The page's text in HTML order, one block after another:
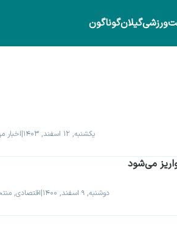
ورزشیگیلانگوناگون
یکشنبه, ۱۲ اسفند, ۱۴۰۳ |اخبار
دوشنبه, ۹ اسفند, ۱۴۰۰ |اقتصادی,